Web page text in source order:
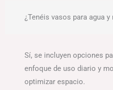
¿Tenéis vasos para agua
Sí, se incluyen opciones
enfoque de uso diario y
optimizar espacio.